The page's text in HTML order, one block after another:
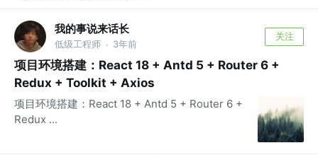
我的事说来话长
低级工程师 · 3年前
关注
项目环境搭建：React 18 + Antd 5 + Router 6 +
Redux + Toolkit + Axios
项目环境搭建：React 18 + Antd 5 + Router 6 +
Redux ...